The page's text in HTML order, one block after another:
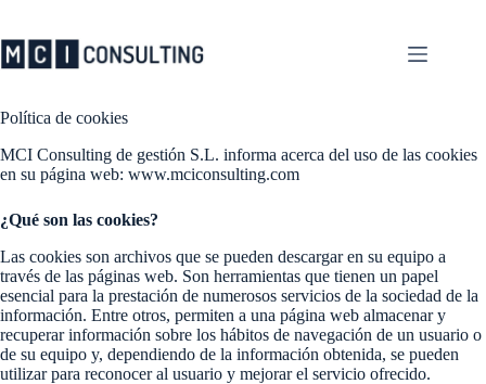
contenido
Política de cookies
MCI Consulting de gestión S.L. informa acerca del uso de las cookies
en su página web: www.mciconsulting.com
¿Qué son las cookies?
Las cookies son archivos que se pueden descargar en su equipo a
través de las páginas web. Son herramientas que tienen un papel
esencial para la prestación de numerosos servicios de la sociedad de la
información. Entre otros, permiten a una página web almacenar y
recuperar información sobre los hábitos de navegación de un usuario o
de su equipo y, dependiendo de la información obtenida, se pueden
utilizar para reconocer al usuario y mejorar el servicio ofrecido.